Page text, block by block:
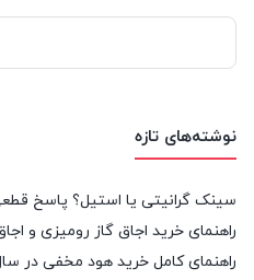
برای:
نوشته‌های تازه
سینک گرانیتی یا استیل؟ پاسخ
راهنمای خرید اجاق گاز رومیزی و
راهنمای کامل خرید هود مخفی در سال ۱۴۰۴؛ از ابعاد تا بهترین